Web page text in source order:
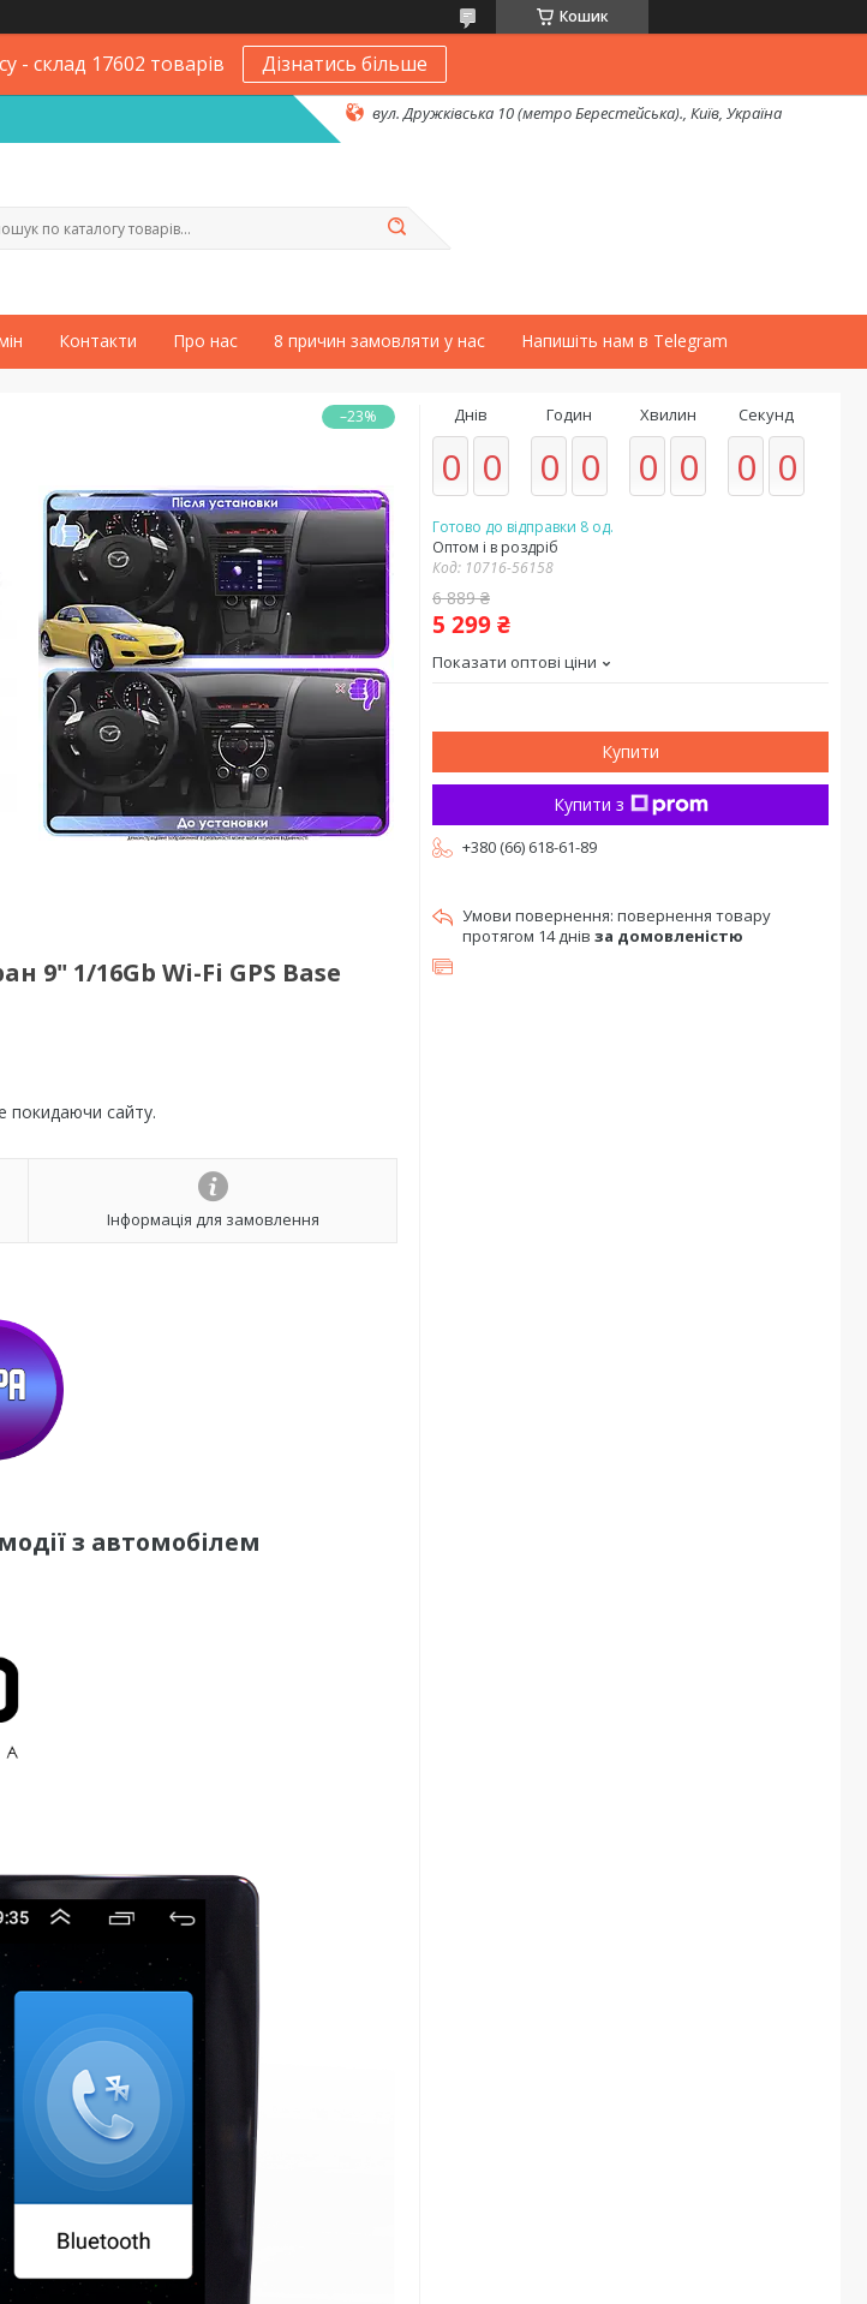
Кошик
- склад 17602 товарів Дізнатись більше
вул. Дружківська 10 (метро Берестейська)., Київ, Україна
Контакти Про нас 8 причин замовляти у нас Напишіть нам в Telegram
–23%
9" 1/16Gb Wi-Fi GPS Base
покидаючи сайту.
Інформація для замовлення
з автомобілем
Днів
0 0
Годин
0 0
Хвилин
0 0
Секунд
0 0
Готово до відправки 8 од.
Оптом і в роздріб
Код: 10716-56158
6 889 ₴
5 299 ₴
Показати оптові ціни
Купити
Купити з
+380 (66) 618-61-89
повернення товару
протягом 14 днів за домовленістю